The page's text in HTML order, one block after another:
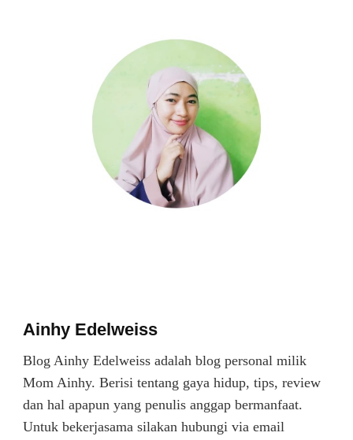
Ainhy Edelweiss
Blog Ainhy Edelweiss adalah blog personal milik
Mom Ainhy. Berisi tentang gaya hidup, tips, review
dan hal apapun yang penulis anggap bermanfaat.
Untuk bekerjasama silakan hubungi via email